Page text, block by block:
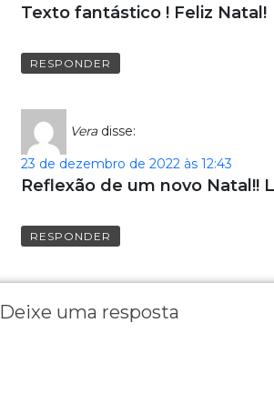
Texto fantástico ! Feliz Natal!
RESPONDER
Vera disse:
23 de dezembro de 2022 às 12:43
Reflexão de um novo Natal!!
RESPONDER
Deixe uma resposta